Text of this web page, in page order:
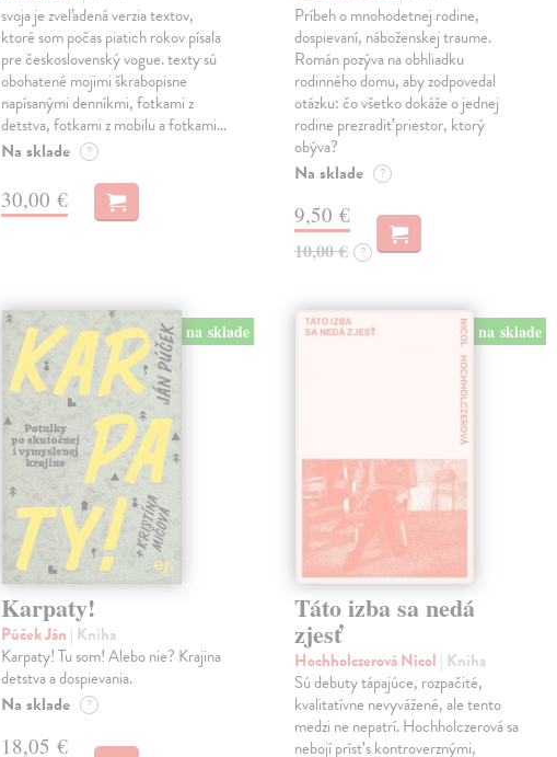
svoja je zveľadená verzia textov,
ktoré som počas piatich rokov písala
pre československý vogue. texty sú
obohatené mojimi škrabopisne
napísanými denníkmi, fotkami z
detstva, fotkami z mobilu a fotkami…
Na sklade ?
30,00 €
Príbeh o mnohodetnej rodine,
dospievaní, náboženskej traume.
Román pozýva na obhliadku
rodinného domu, aby zodpovedal
otázku: čo všetko dokáže o jednej
rodine prezradiť priestor, ktorý
obýva?
Na sklade ?
9,50 €
10,00 € ?
na sklade
Karpaty!
Púček Ján | Kniha
Karpaty! Tu som! Alebo nie? Krajina
detstva a dospievania.
Na sklade ?
18,05 €
na sklade
Táto izba sa nedá
zjesť
Hochholczerová Nicol | Kniha
Sú debuty tápajúce, rozpačité,
kvalitatívne nevyvážené, ale tento
medzi ne nepatrí. Hochholczerová sa
nebojí prísť s kontroverznými,